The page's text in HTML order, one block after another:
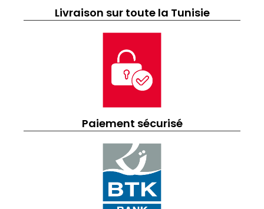
Livraison sur toute la Tunisie
Paiement sécurisé